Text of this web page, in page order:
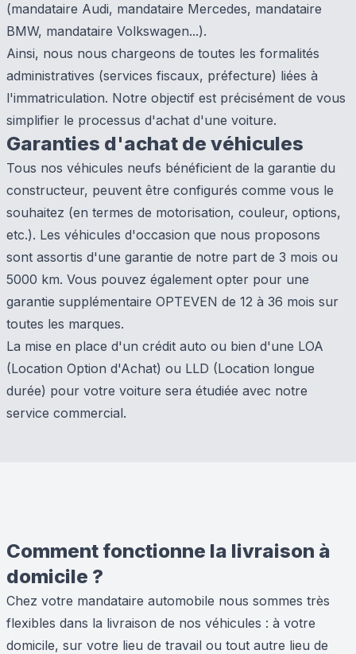
(mandataire Audi, mandataire Mercedes, mandataire
BMW, mandataire Volkswagen...).
Ainsi, nous nous chargeons de toutes les formalités
administratives (services fiscaux, préfecture) liées à
l'immatriculation. Notre objectif est précisément de vous
simplifier le processus d'achat d'une voiture.
Garanties d'achat de véhicules
Tous nos véhicules neufs bénéficient de la garantie du
constructeur, peuvent être configurés comme vous le
souhaitez (en termes de motorisation, couleur, options,
etc.). Les véhicules d'occasion que nous proposons
sont assortis d'une garantie de notre part de 3 mois ou
5000 km. Vous pouvez également opter pour une
garantie supplémentaire OPTEVEN de 12 à 36 mois sur
toutes les marques.
La mise en place d'un crédit auto ou bien d'une LOA
(Location Option d'Achat) ou LLD (Location longue
durée) pour votre voiture sera étudiée avec notre
service commercial.
Comment fonctionne la livraison à
domicile ?
Chez votre mandataire automobile nous sommes très
flexibles dans la livraison de nos véhicules : à votre
domicile, sur votre lieu de travail ou tout autre lieu de